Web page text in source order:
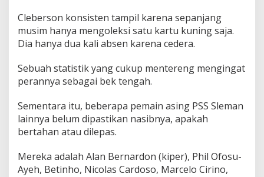
Cleberson konsisten tampil karena sepanjang
musim hanya mengoleksi satu kartu kuning saja.
Dia hanya dua kali absen karena cedera.
Sebuah statistik yang cukup mentereng mengingat
perannya sebagai bek tengah.
Sementara itu, beberapa pemain asing PSS Sleman
lainnya belum dipastikan nasibnya, apakah
bertahan atau dilepas.
Mereka adalah Alan Bernardon (kiper), Phil Ofosu-
Ayeh, Betinho, Nicolas Cardoso, Marcelo Cirino,